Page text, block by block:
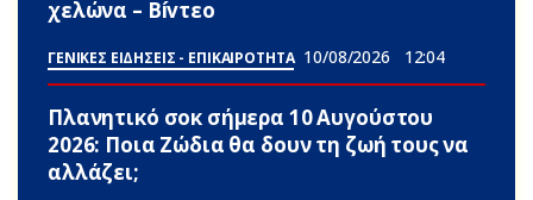
χελώνα – Bívτεο
ΓΕΝΙΚΕΣ ΕΙΔΗΣΕΙΣ - ΕΠΙΚΑΙΡΟΤΗΤΑ 10/08/2026 12:04
Πλανητικό σoκ σήμερα 10 Αυγούστου
2026: Ποια Zώδια θα δουν τη ζωή τους να
αλλάζει;